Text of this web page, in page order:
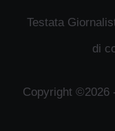
Testata
di
Copyright ©2026